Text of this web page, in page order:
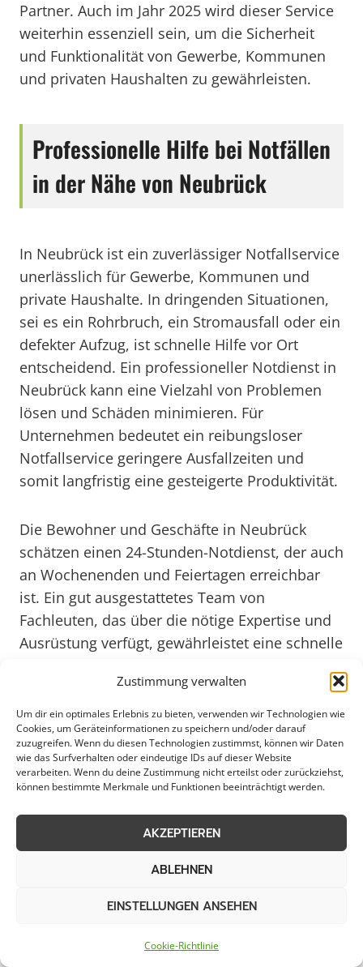
Zustimmung verwalten
Um dir ein optimales Erlebnis zu bieten, verwenden wir Technologien wie
Cookies, um Geräteinformationen zu speichern und/oder darauf
zuzugreifen. Wenn du diesen Technologien zustimmst, können wir Daten
wie das Surfverhalten oder eindeutige IDs auf dieser Website
verarbeiten. Wenn du deine Zustimmung nicht erteilst oder zurückziehst,
können bestimmte Merkmale und Funktionen beeinträchtigt werden.
AKZEPTIEREN
ABLEHNEN
EINSTELLUNGEN ANSEHEN
Cookie-Richtlinie
Partner. Auch im Jahr 2025 wird dieser Service
weiterhin essenziell sein, um die Sicherheit
und Funktionalität von Gewerbe, Kommunen
und privaten Haushalten zu gewährleisten.
Professionelle Hilfe bei Notfällen
in der Nähe von Neubrück
In Neubrück ist ein zuverlässiger Notfallservice
unerlässlich für Gewerbe, Kommunen und
private Haushalte. In dringenden Situationen,
sei es ein Rohrbruch, ein Stromausfall oder ein
defekter Aufzug, ist schnelle Hilfe vor Ort
entscheidend. Ein professioneller Notdienst in
Neubrück kann eine Vielzahl von Problemen
lösen und Schäden minimieren. Für
Unternehmen bedeutet ein reibungsloser
Notfallservice geringere Ausfallzeiten und
somit langfristig eine gesteigerte Produktivität.
Die Bewohner und Geschäfte in Neubrück
schätzen einen 24-Stunden-Notdienst, der auch
an Wochenenden und Feiertagen erreichbar
ist. Ein gut ausgestattetes Team von
Fachleuten, das über die nötige Expertise und
Ausrüstung verfügt, gewährleistet eine schnelle
zu lokalen Dienstleistern in Neubrück ist ein
großer Vorteil, da kurze Anfahrtswege oft
entscheidend sind, um Schäden zu begrenzen
und schnell Maßnahmen einzuleiten.
Schnelligkeit von Notfalldiensten in Neubrück
noch wichtiger sein, da die Anforderungen an
eine schnelle Problemlösung und
geschultes Personal einsetzt und innovative